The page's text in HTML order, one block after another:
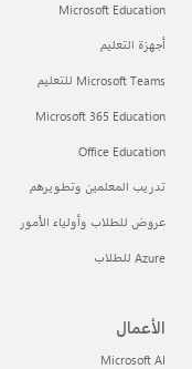
Microsoft Education
أجهزة التعليم
Microsoft Teams للتعليم
Microsoft 365 Education
Office Education
تدريب المعلمين وتطويرهم
عروض للطلاب وأولياء الأمور
Azure للطلاب
الأعمال
Microsoft AI